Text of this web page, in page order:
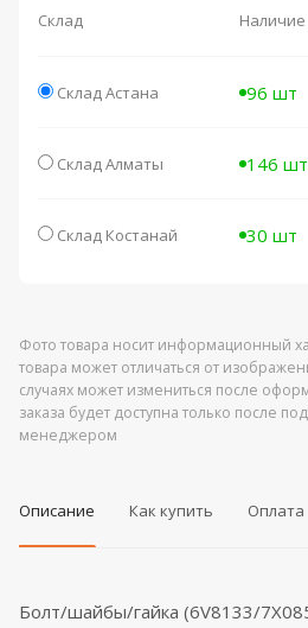
Склад Наличие
Склад Астана 96 шт
Склад Алматы 146 шт
Склад Костанай 30 шт
Фото товара носит информационный
товара может отличаться от
случаях может измениться после
заказа будет доступна только после
менеджером
Описание Как купить Оплата
Болт/шайбы/гайка (6V8133/